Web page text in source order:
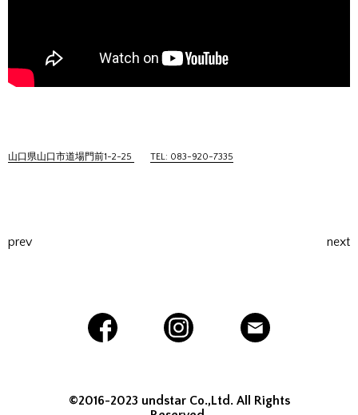
山口県山口市道場門前1-2-25 TEL: 083-920-7335
prev next
©2016-2023 undstar Co.,Ltd. All Rights